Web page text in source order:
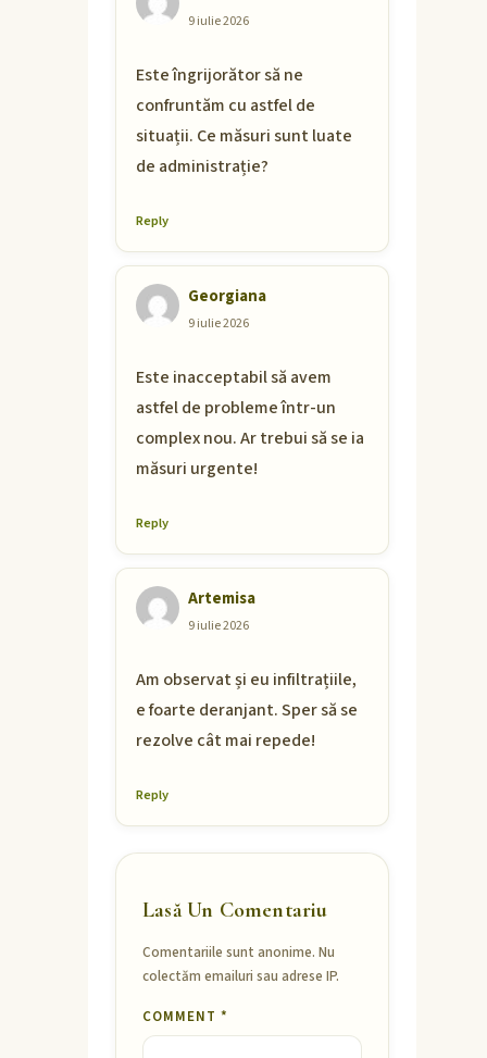
9 iulie 2026
Este îngrijorător să ne
confruntăm cu astfel de
situații. Ce măsuri sunt luate
de administrație?
Reply
Georgiana
9 iulie 2026
Este inacceptabil să avem
astfel de probleme într-un
complex nou. Ar trebui să se ia
măsuri urgente!
Reply
Artemisa
9 iulie 2026
Am observat și eu infiltrațiile,
e foarte deranjant. Sper să se
rezolve cât mai repede!
Reply
Lasă Un Comentariu
Comentariile sunt anonime. Nu
colectăm emailuri sau adrese IP.
COMMENT*